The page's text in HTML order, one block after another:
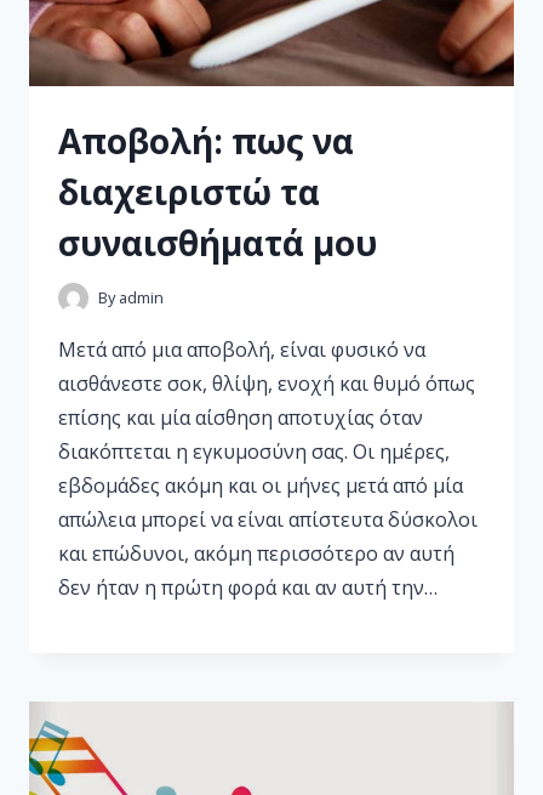
Αποβολή: πως να
διαχειριστώ τα
συναισθήματά μου
By admin
Μετά από μια αποβολή, είναι φυσικό να
αισθάνεστε σοκ, θλίψη, ενοχή και θυμό όπως
επίσης και μία αίσθηση αποτυχίας όταν
διακόπτεται η εγκυμοσύνη σας. Οι ημέρες,
εβδομάδες ακόμη και οι μήνες μετά από μία
απώλεια μπορεί να είναι απίστευτα δύσκολοι
και επώδυνοι, ακόμη περισσότερο αν αυτή
δεν ήταν η πρώτη φορά και αν αυτή την…